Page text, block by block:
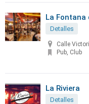
La Fontana
Detalles
Calle
Pub, Club
La Riviera
Detalles